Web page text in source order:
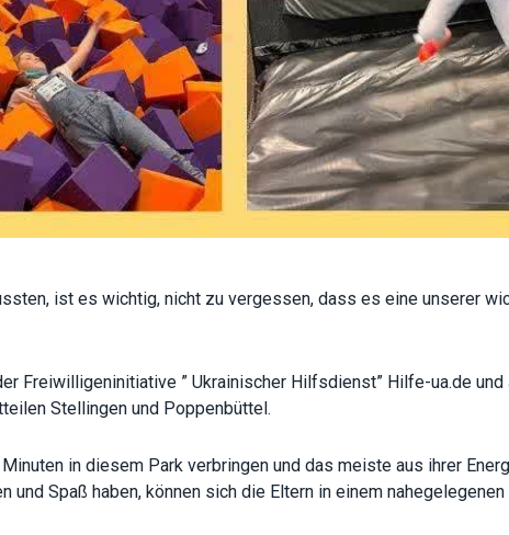
ist es wichtig, nicht zu vergessen, dass es eine unserer
Freiwilligeninitiative ” Ukrainischer Hilfsdienst” Hilfe-ua.de
Stellingen und Poppenbüttel.
in diesem Park verbringen und das meiste aus ihrer
und Spaß haben, können sich die Eltern in einem
functionality
will
disappear
from the
website.
Marketing
By sharing
your
you visit our
site, you
seeing